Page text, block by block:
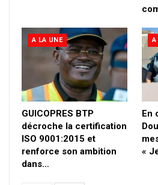
A LA UNE
GUICOPRES BTP
décroche la certification
ISO 9001:2015 et
renforce son ambition
dans…
A
En
«